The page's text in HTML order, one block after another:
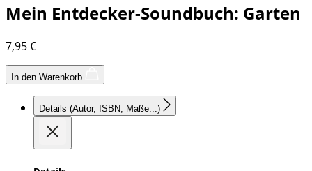
Mein Entdecker-Soundbuch: Garten
7,95€
In den Warenkorb
Details (Autor, ISBN, Maße...)